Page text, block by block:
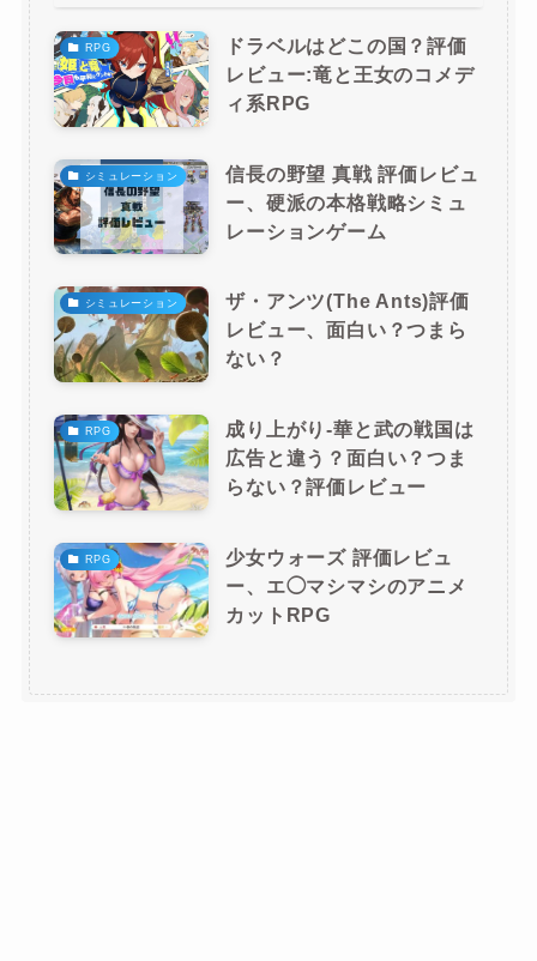
RPG
ドラベルはどこの国？評価
レビュー:竜と王女のコメデ
ィ系RPG
シミュレーション
信長の野望 真戦 評価レビュ
ー、硬派の本格戦略シミュ
レーションゲーム
シミュレーション
ザ・アンツ(The Ants)評価
レビュー、面白い？つまら
ない？
RPG
成り上がり-華と武の戦国は
広告と違う？面白い？つま
らない？評価レビュー
RPG
少女ウォーズ 評価レビュ
ー、エ◯マシマシのアニメ
カットRPG